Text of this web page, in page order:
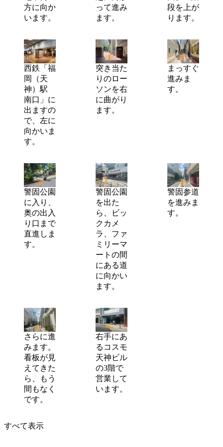
方に向か
います。
って進み
ます。
段を上が
ります。
西鉄「福
岡（天
神）駅
南口」に
出ますの
で、左に
向かいま
す。
突き当た
りのロー
ソンを右
に曲がり
ます。
まっすぐ
進みま
す。
警固公園
に入り、
奥の出入
り口まで
直進しま
す。
警固公園
を出た
ら、ビッ
クカメ
ラ、ファ
ミリーマ
ートの間
にある道
に向かい
ます。
警固参道
を進みま
す。
さらに進
みます。
看板が見
えてきた
ら、もう
間もなく
です。
右手にあ
るコスモ
天神ビル
の3階で
営業して
います。
すべて表示